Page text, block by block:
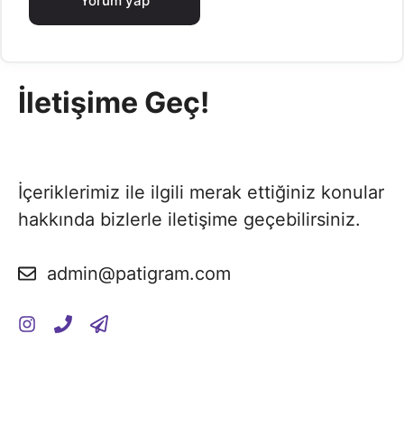
İletişime Geç!
İçeriklerimiz ile ilgili merak ettiğiniz konular
hakkında bizlerle iletişime geçebilirsiniz.
admin@patigram.com